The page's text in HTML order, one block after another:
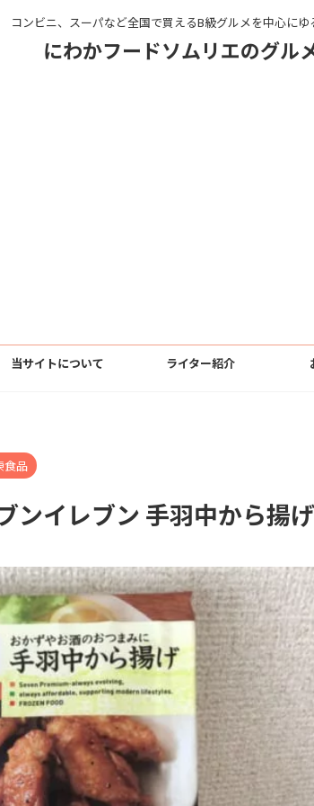
コンビニ、スーパなど全国で買えるB級グルメを中心にゆ
にわかフードソムリエのグル
当サイトについて ライター紹介
食品
ンイレブン 手羽中から揚げ